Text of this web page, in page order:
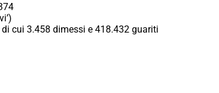
cui 3.458 dimessi e 418.432 guariti